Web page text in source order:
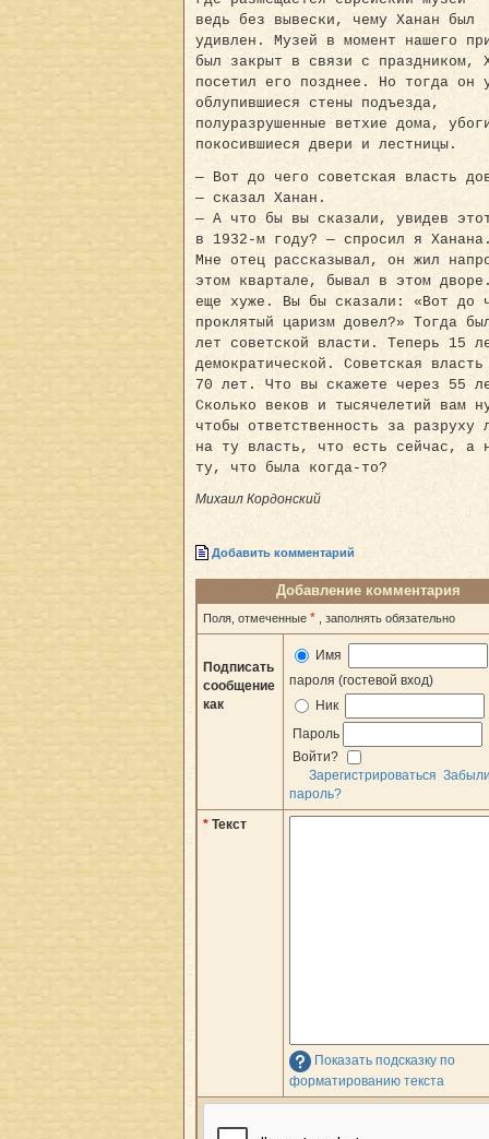
ведь без вывески, чему Ханан был
удивлен. Музей в момент нашего
был закрыт в связи с праздником,
посетил его позднее. Но тогда он
облупившиеся стены подъезда,
полуразрушенные ветхие дома,
покосившиеся двери и лестницы.
— Вот до чего советская власть
— сказал Ханан.
— А что бы вы сказали, увидев
в 1932-м году? — спросил я
Мне отец рассказывал, он жил
этом квартале, бывал в этом
еще хуже. Вы бы сказали: «Вот до
проклятый царизм довел?» Тогда
лет советской власти. Теперь 15
демократической. Советская власть
70 лет. Что вы скажете через 55
Сколько веков и тысячелетий вам
чтобы ответственность за разруху
на ту власть, что есть сейчас, а
ту, что была когда-то?
Михаил Кордонский
Добавить комментарий
Добавление комментария
Поля, отмеченные * , заполнять обязательно
Подписать
сообщение
как
Имя
пароля (гостевой вход)
Ник
Пароль
Войти?
Зарегистрироваться
пароль?
* Текст
Показать подсказку по
форматированию текста